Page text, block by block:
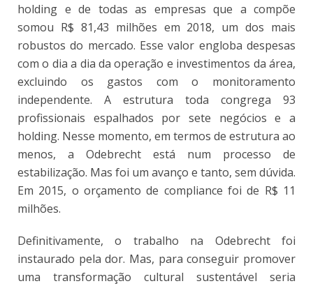
holding e de todas as empresas que a compõe
somou R$ 81,43 milhões em 2018, um dos mais
robustos do mercado. Esse valor engloba despesas
com o dia a dia da operação e investimentos da área,
excluindo os gastos com o monitoramento
independente. A estrutura toda congrega 93
profissionais espalhados por sete negócios e a
holding. Nesse momento, em termos de estrutura ao
menos, a Odebrecht está num processo de
estabilização. Mas foi um avanço e tanto, sem dúvida.
Em 2015, o orçamento de compliance foi de R$ 11
milhões.
Definitivamente, o trabalho na Odebrecht foi
instaurado pela dor. Mas, para conseguir promover
uma transformação cultural sustentável seria